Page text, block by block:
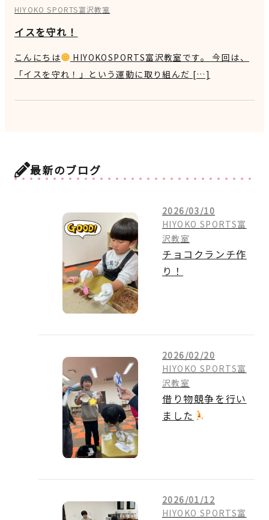
HIYOKO SPORTS富沢教室
イスを守れ！
こんにちは
HIYOKOSPORTS富沢教室です。 今回は、
「イスを守れ！」という運動に取り組んだ […]
最新のブログ
2026/03/10
HIYOKO SPORTS富
沢教室
チョコクランチ作
り！
2026/02/20
HIYOKO SPORTS富
沢教室
借り物競争を行い
ました
2026/01/12
HIYOKO SPORTS富